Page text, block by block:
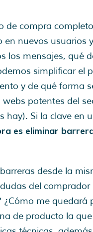
compra
nuevos usuarios
los mensajes, qué
simplificar el
y de qué forma
webs potentes del
hay). Si la clave en
es eliminar
desde la
del
¿Cómo me quedará
de producto la